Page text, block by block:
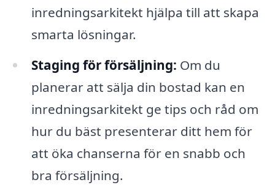
inredningsarkitekt hjälpa till att skapa
smarta lösningar.
Staging för försäljning: Om du
planerar att sälja din bostad kan en
inredningsarkitekt ge tips och råd om
hur du bäst presenterar ditt hem för
att öka chanserna för en snabb och
bra försäljning.